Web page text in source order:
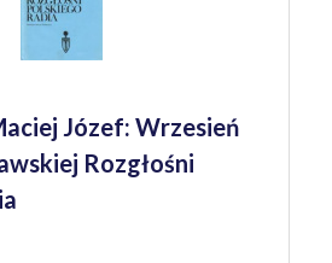
Józef: Wrzesień
Rozgłośni